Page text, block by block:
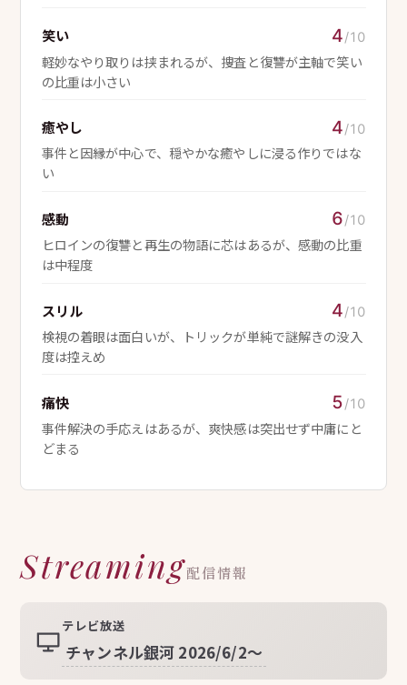
笑い 4/10
軽妙なやり取りは挟まれるが、捜査と復讐が主軸で笑い
の比重は小さい
癒やし 4/10
事件と因縁が中心で、穏やかな癒やしに浸る作りではな
い
感動 6/10
ヒロインの復讐と再生の物語に芯はあるが、感動の比重
は中程度
スリル 4/10
検視の着眼は面白いが、トリックが単純で謎解きの没入
度は控えめ
痛快 5/10
事件解決の手応えはあるが、爽快感は突出せず中庸にと
どまる
Streaming配信情報
テレビ放送
チャンネル銀河 2026/6/2〜